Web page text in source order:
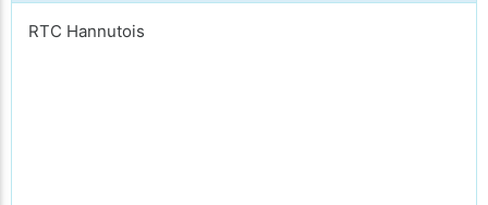
RTC Hannutois